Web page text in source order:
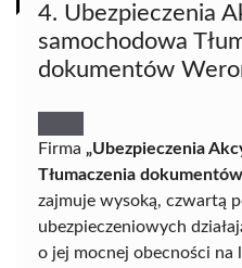
4. Ubezpieczenia
samochodowa
dokumentów
Firma „Ubezpieczenia
Tłumaczenia
zajmuje wysoką, czwartą
ubezpieczeniowych
o jej mocnej obecności na